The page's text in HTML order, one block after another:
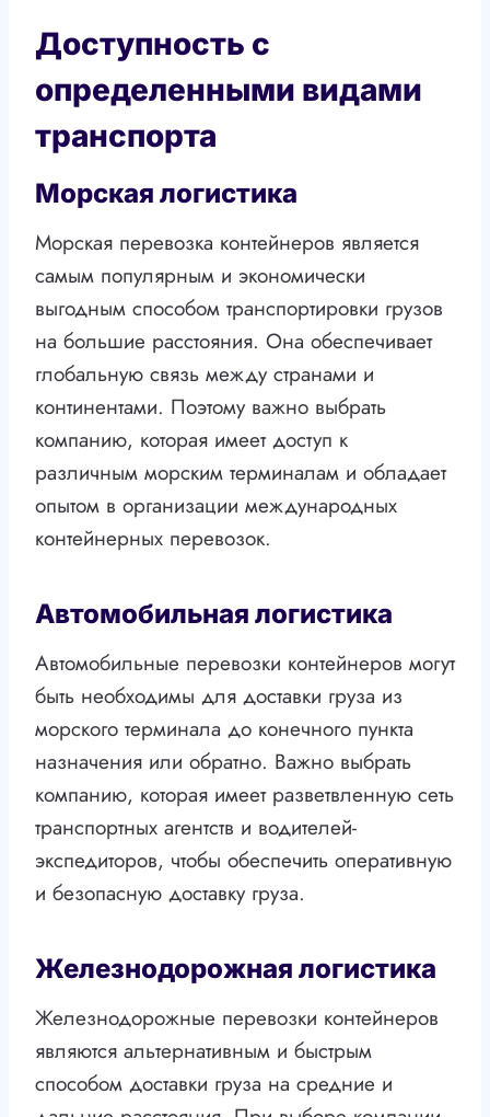
Доступность с
определенными видами
транспорта
Морская логистика
Морская перевозка контейнеров является
самым популярным и экономически
выгодным способом транспортировки грузов
на большие расстояния. Она обеспечивает
глобальную связь между странами и
континентами. Поэтому важно выбрать
компанию, которая имеет доступ к
различным морским терминалам и обладает
опытом в организации международных
контейнерных перевозок.
Автомобильная логистика
Автомобильные перевозки контейнеров могут
быть необходимы для доставки груза из
морского терминала до конечного пункта
назначения или обратно. Важно выбрать
компанию, которая имеет разветвленную сеть
транспортных агентств и водителей-
экспедиторов, чтобы обеспечить оперативную
и безопасную доставку груза.
Железнодорожная логистика
Железнодорожные перевозки контейнеров
являются альтернативным и быстрым
способом доставки груза на средние и